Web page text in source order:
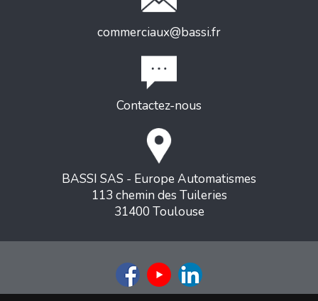
commerciaux@bassi.fr
Contactez-nous
BASSI SAS - Europe Automatismes
113 chemin des Tuileries
31400 Toulouse